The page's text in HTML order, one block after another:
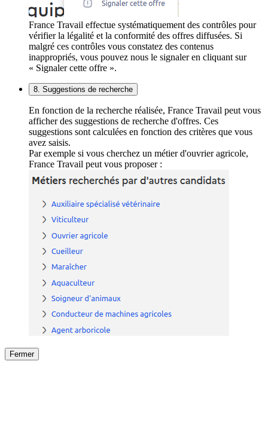
France Travail effectue systématiquement des contrôles pour
vérifier la légalité et la conformité des offres diffusées. Si
malgré ces contrôles vous constatez des contenus
inappropriés, vous pouvez nous le signaler en cliquant sur
« Signaler cette offre ».
8. Suggestions de recherche
En fonction de la recherche réalisée, France Travail peut vous
afficher des suggestions de recherche d'offres. Ces
suggestions sont calculées en fonction des critères que vous
avez saisis.
Par exemple si vous cherchez un métier d'ouvrier agricole,
France Travail peut vous proposer :
Fermer